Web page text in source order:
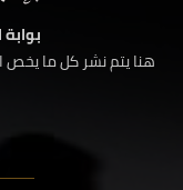
هنا يتم نشر كل ما يخص